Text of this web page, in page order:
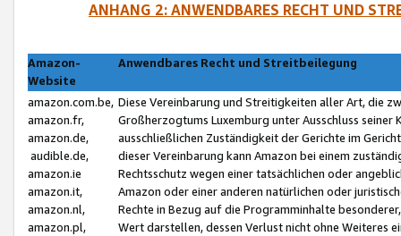
ANHANG 2: ANWENDBARES RECHT UND
Amazon-
Website
Anwendbares Recht und Streitbeilegung
amazon.com.be,
amazon.fr,
amazon.de,
audible.de,
amazon.ie
amazon.it,
amazon.nl,
amazon.pl,
Diese Vereinbarung und Streitigkeiten aller Art, die
Großherzogtums Luxemburg unter Ausschluss
ausschließlichen Zuständigkeit der Gerichte im
dieser Vereinbarung kann Amazon bei einem
Rechtsschutz wegen einer tatsächlichen oder
Amazon oder einer anderen natürlichen oder
Rechte in Bezug auf die Programminhalte
Wert darstellen, dessen Verlust nicht ohne Weiteres